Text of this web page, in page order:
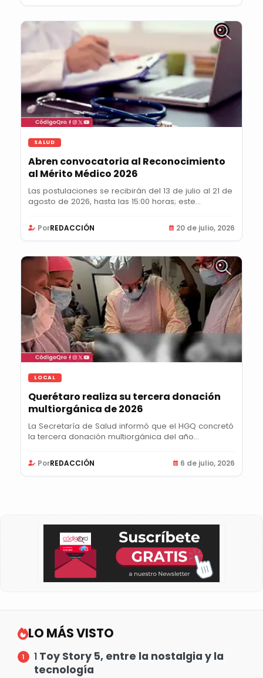
SALUD
Abren convocatoria al Reconocimiento
al Mérito Médico 2026
Las postulaciones se recibirán del 13 de julio al 21 de
agosto de 2026, hasta las 15:00 horas; este...
PorREDACCIÓN 20 de julio, 2026
LOCAL
Querétaro realiza su tercera donación
multiorgánica de 2026
La Secretaría de Salud informó que el HGQ concretó
la tercera donación multiorgánica del año...
PorREDACCIÓN 6 de julio, 2026
LO MÁS VISTO
1 Toy Story 5, entre la nostalgia y la
tecnología